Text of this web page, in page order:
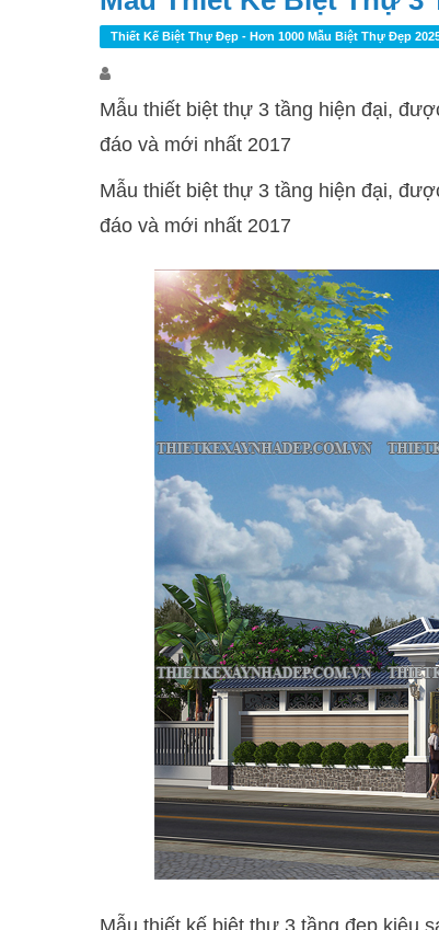
Thiết Kế Biệt Thự Đẹp - Hơn 1000 Mẫu Biệt Thự Đẹp
Mẫu thiết biệt thự 3 tầng hiện đại,
đáo và mới nhất 2017
Mẫu thiết biệt thự 3 tầng hiện đại,
đáo và mới nhất 2017
Mẫu thiết kế biệt thự 3 tầng đẹp kiêu